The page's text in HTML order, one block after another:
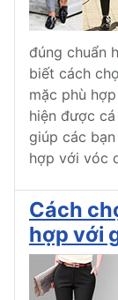
đúng chuẩn
biết cách
mặc phù
hiện được
giúp các
hợp với vóc
Cách
hợp với